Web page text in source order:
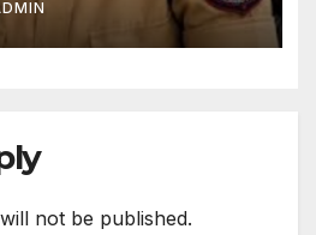
not be published.